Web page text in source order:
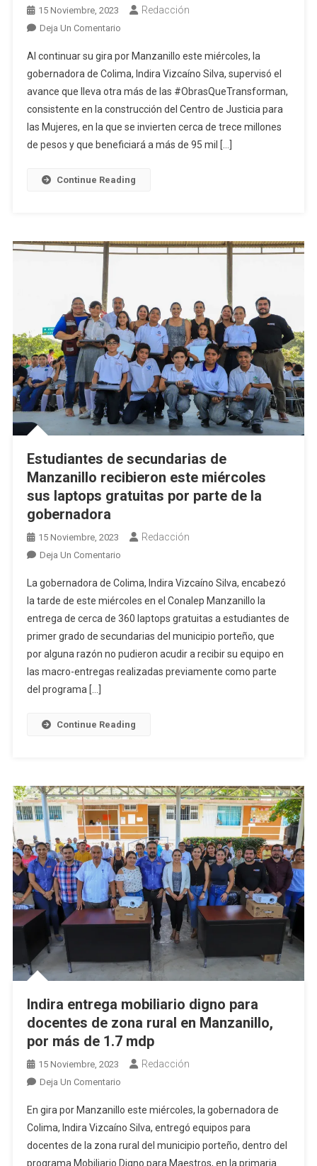
15 Noviembre, 2023 Redacción
Deja Un ComentarioEn
Manzanillo,
Indira
Supervisa
Avances
En
La
Del
Para
Mujeres
Al continuar su gira por Manzanillo este miércoles, la
gobernadora de Colima, Indira Vizcaíno Silva, supervisó el
avance que lleva otra más de las #ObrasQueTransforman,
consistente en la construcción del Centro de Justicia para
las Mujeres, en la que se invierten cerca de trece millones
de pesos y que beneficiará a más de 95 mil […]
Continue Reading
Estudiantes de secundarias de
Manzanillo recibieron este miércoles
sus laptops gratuitas por parte de la
gobernadora
15 Noviembre, 2023 Redacción
Deja Un ComentarioEn
De
Secundarias
De
Manzanillo
Recibieron
Este
La
Gobernadora
La gobernadora de Colima, Indira Vizcaíno Silva, encabezó
la tarde de este miércoles en el Conalep Manzanillo la
entrega de cerca de 360 laptops gratuitas a estudiantes de
primer grado de secundarias del municipio porteño, que
por alguna razón no pudieron acudir a recibir su equipo en
las macro-entregas realizadas previamente como parte
del programa […]
Continue Reading
Indira entrega mobiliario digno para
docentes de zona rural en Manzanillo,
por más de 1.7 mdp
15 Noviembre, 2023 Redacción
Deja Un ComentarioEn
Entrega
Mobiliario
Digno
Para
En gira por Manzanillo este miércoles, la gobernadora de
Colima, Indira Vizcaíno Silva, entregó equipos para
docentes de la zona rural del municipio porteño, dentro del
programa Mobiliario Digno para Maestros, en la primaria